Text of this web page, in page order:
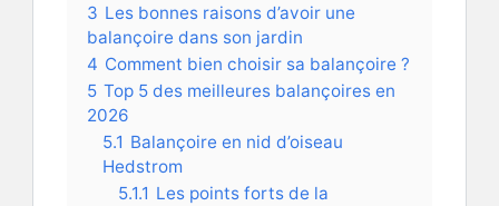
3 Les bonnes raisons d’avoir une
balançoire dans son jardin
4 Comment bien choisir sa balançoire ?
5 Top 5 des meilleures balançoires en
2026
5.1 Balançoire en nid d’oiseau
Hedstrom
5.1.1 Les points forts de la